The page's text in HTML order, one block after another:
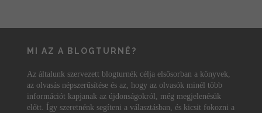
MI AZ A BLOGTURNÉ?
Az általunk szervezett blogturnék célja elsősorban a könyvek,
az olvasás népszerűsítése és az, hogy az olvasók minél több
információt kapjanak az újdonságokról, még megjelenésük
előtt. Így szeretnénk segíteni a választásban, és kicsit fokozni a